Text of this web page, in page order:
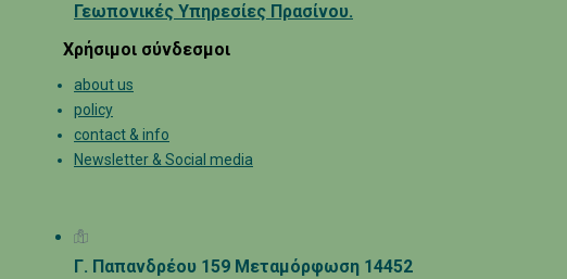
Γεωπονικές Υπηρεσίες Πρασίνου.
Χρήσιμοι σύνδεσμοι
about us
policy
contact & info
Newsletter & Social media
Γ. Παπανδρέου 159 Μεταμόρφωση 14452